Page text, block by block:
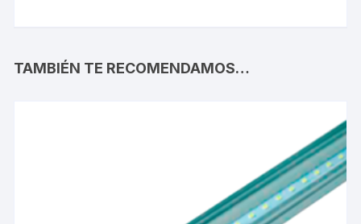
TAMBIÉN TE RECOMENDAMOS…